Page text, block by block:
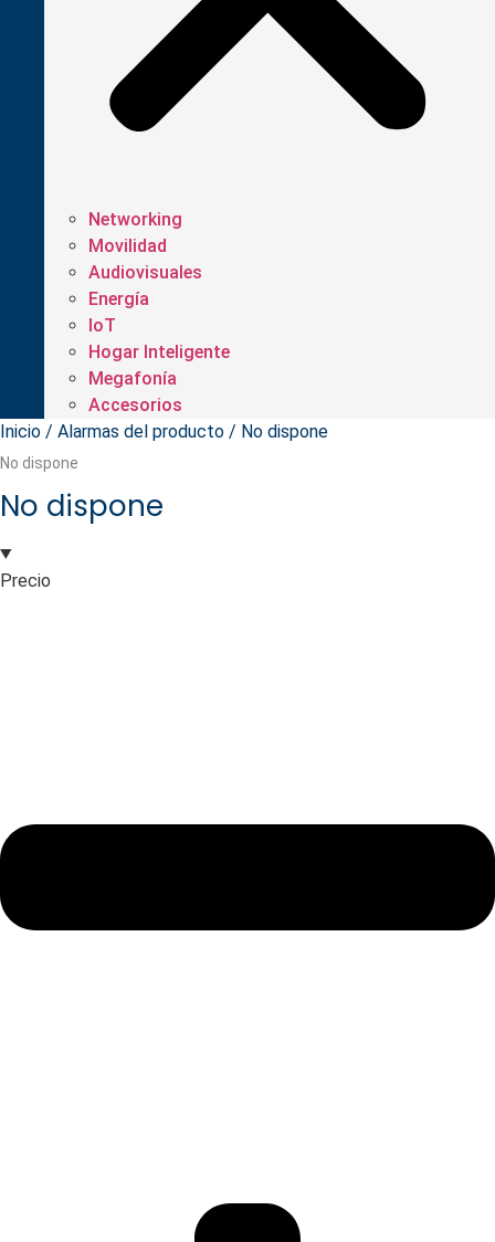
Networking
Movilidad
Audiovisuales
Energía
IoT
Hogar Inteligente
Megafonía
Accesorios
Inicio / Alarmas del producto / No dispone
No dispone
No dispone
Precio